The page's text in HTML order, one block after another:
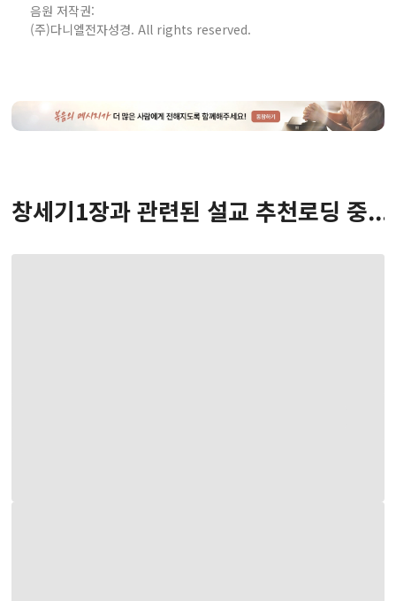
음원 저작권:
(주)다니엘전자성경. All rights reserved.
창세기1장과 관련된 설교 추천로딩 중...